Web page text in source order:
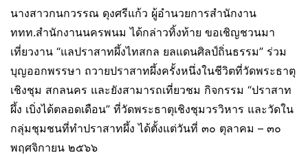
นางสาวกนกวรรณ ดุงศรีแก้ว ผู้อำนวยการสำนักงาน
ททท.สำนักงานนครพนม ได้กล่าวทิ้งท้าย ขอเชิญชวนมา
เที่ยวงาน “แลปราสาทผึ้งไทสกล ยลแดนศิลป์ถิ่นธรรม” ร่วม
บุญออกพรรษา ถวายปราสาทผึ้งครั้งหนึ่งในชีวิตที่วัดพระธาตุ
เชิงชุม สกลนคร และยังสามารถเที่ยวชม กิจกรรม “ปราสาท
ผึ้ง เบิ่งได้ตลอดเดือน” ที่วัดพระธาตุเชิงชุมวรวิหาร และวัดใน
กลุ่มชุมชนที่ทำปราสาทผึ้ง ได้ตั้งแต่วันที่ ๓๐ ตุลาคม – ๓๐
พฤศจิกายน ๒๕๖๖